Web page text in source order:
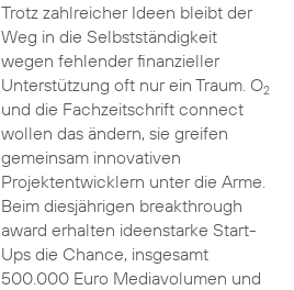
Trotz zahlreicher Ideen bleibt der
Weg in die Selbstständigkeit
wegen fehlender finanzieller
Unterstützung oft nur ein Traum. O2
und die Fachzeitschrift connect
wollen das ändern, sie greifen
gemeinsam innovativen
Projektentwicklern unter die Arme.
Beim diesjährigen breakthrough
award erhalten ideenstarke Start-
Ups die Chance, insgesamt
500.000 Euro Mediavolumen und